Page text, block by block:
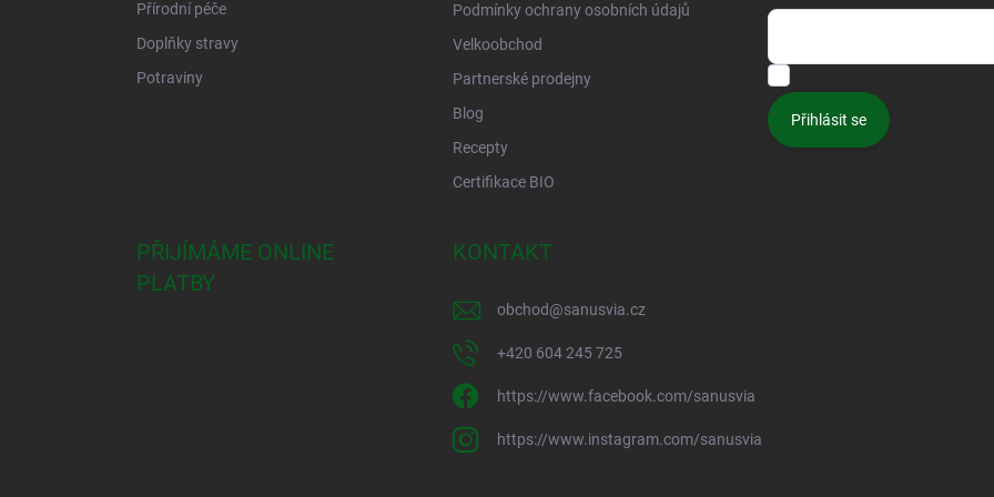
Přírodní péče
Doplňky stravy
Potraviny
Podmínky ochrany osobních údajů
Velkoobchod
Partnerské prodejny
Blog
Recepty
Certifikace BIO
Přihlásit se
PŘIJÍMÁME ONLINE
PLATBY
KONTAKT
obchod@sanusvia.cz
+420 604 245 725
https://www.facebook.com/sanusvia
https://www.instagram.com/sanusvia